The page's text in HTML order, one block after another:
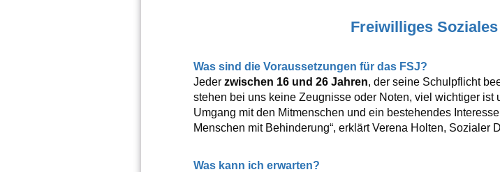
Freiwilliges
Was sind die Voraussetzungen für das FSJ?
Jederzwischen 16 und 26 Jahren, der seine Schulpflicht
stehen bei uns keine Zeugnisse oder Noten, viel wichtiger
Umgang mit den Mitmenschen und ein bestehendes
Menschen mit Behinderung“, erklärt Verena Holten, Sozialer
Was kann ich erwarten?